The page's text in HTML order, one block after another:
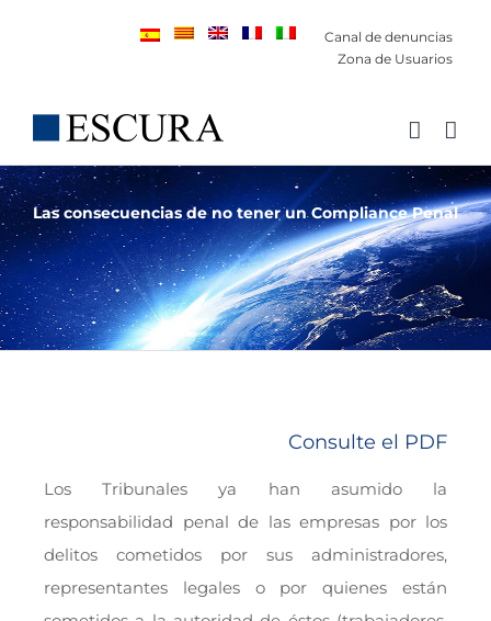
Canal de denuncias
Zona de Usuarios
Las consecuencias de no tener un Compliance Penal
Consulte el PDF
Los Tribunales ya han asumido la
responsabilidad penal de las empresas por los
delitos cometidos por sus administradores,
representantes legales o por quienes están